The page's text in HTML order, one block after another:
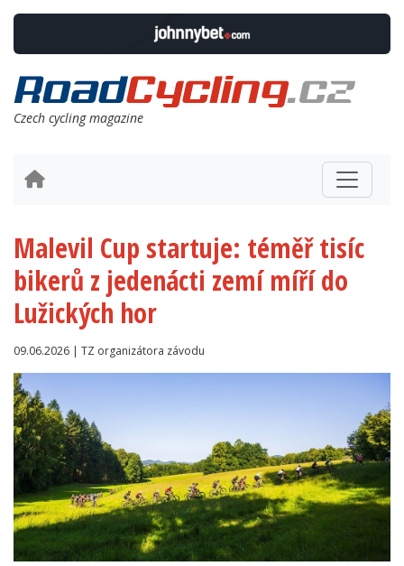
Czech cycling magazine
Malevil Cup startuje: téměř tisíc
bikerů z jedenácti zemí míří do
Lužických hor
09.06.2026 | TZ organizátora závodu